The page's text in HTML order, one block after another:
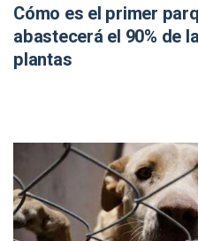
Cómo es el primer
abastecerá el 90% de
plantas